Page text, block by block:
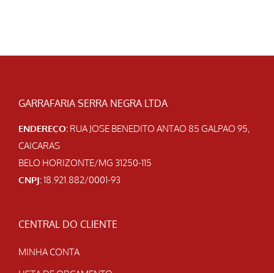
GARRAFARIA SERRA NEGRA LTDA
ENDEREÇO: RUA JOSE BENEDITO ANTAO 85 GALPAO 95,
CAICARAS
BELO HORIZONTE/MG 31250-115
CNPJ:18.921.882/0001-93
CENTRAL DO CLIENTE
MINHA CONTA